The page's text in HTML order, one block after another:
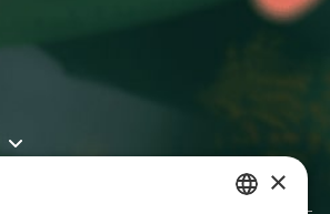
×